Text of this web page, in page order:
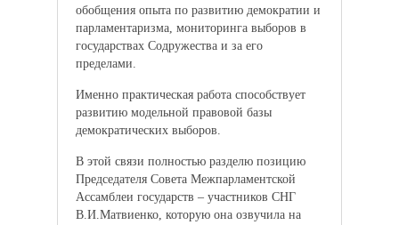
обобщения опыта по развитию демократии и
парламентаризма, мониторинга выборов в
государствах Содружества и за его
пределами.
Именно практическая работа способствует
развитию модельной правовой базы
демократических выборов.
В этой связи полностью разделю позицию
Председателя Совета Межпарламентской
Ассамблеи государств – участников СНГ
В.И.Матвиенко, которую она озвучила на